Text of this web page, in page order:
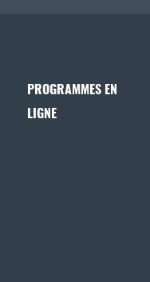
PROGRAMMES EN
LIGNE